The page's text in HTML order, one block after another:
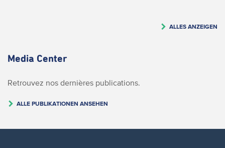
ALLES ANZEIGEN
Media Center
Retrouvez nos dernières publications.
ALLE PUBLIKATIONEN ANSEHEN